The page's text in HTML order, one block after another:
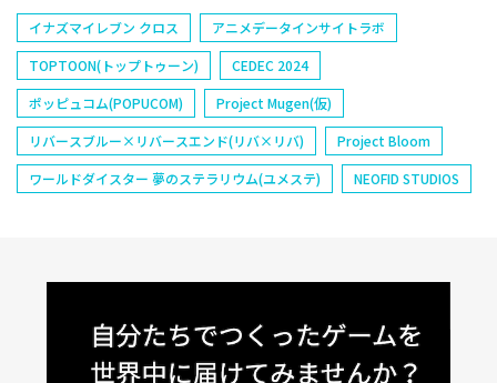
イナズマイレブン クロス
アニメデータインサイトラボ
TOPTOON(トップトゥーン)
CEDEC 2024
ポッピュコム(POPUCOM)
Project Mugen(仮)
リバースブルー×リバースエンド(リバ×リバ)
Project Bloom
ワールドダイスター 夢のステラリウム(ユメステ)
NEOFID STUDIOS